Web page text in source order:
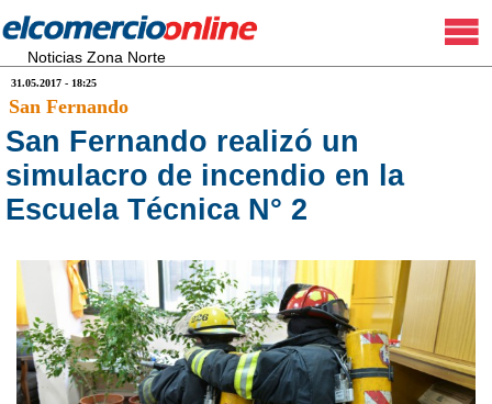
Noticias Zona Norte
31.05.2017 - 18:25
San Fernando
San Fernando realizó un
simulacro de incendio en la
Escuela Técnica N° 2